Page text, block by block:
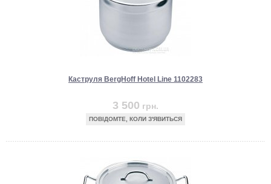
Каструля BergHoff Hotel Line 1102283
3 500 грн.
ПОВІДОМТЕ, КОЛИ З'ЯВИТЬСЯ